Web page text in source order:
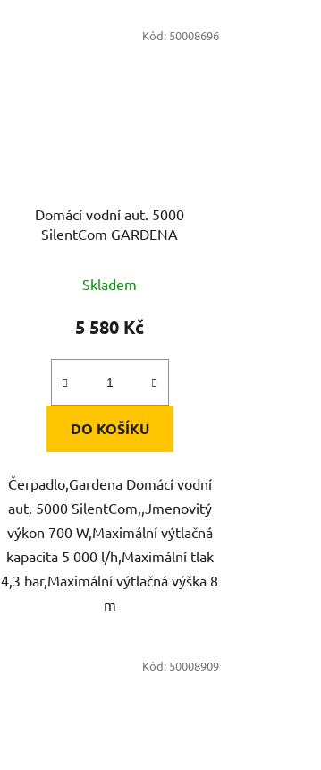
Domácí vodní aut. 5000
SilentCom GARDENA
Skladem
5 580 Kč
DO KOŠÍKU
Čerpadlo,Gardena Domácí vodní
aut. 5000 SilentCom,,Jmenovitý
výkon 700 W,Maximální výtlačná
kapacita 5 000 l/h,Maximální tlak
4,3 bar,Maximální výtlačná výška 8
m
Kód: 50008696
Kód: 50008909